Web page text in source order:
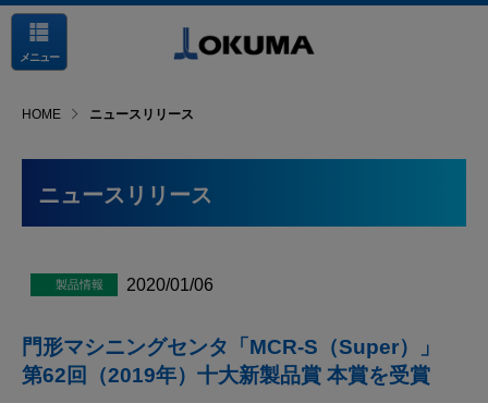
メニュー
HOME ニュースリリース
ニュースリリース
2020/01/06
門形マシニングセンタ「MCR-S（Super）」
第62回（2019年）十大新製品賞 本賞を受賞